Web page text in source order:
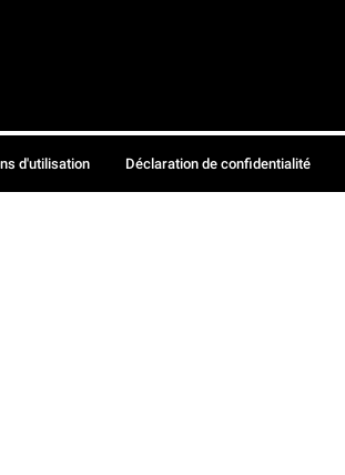
d'utilisation Déclaration de confidentialité